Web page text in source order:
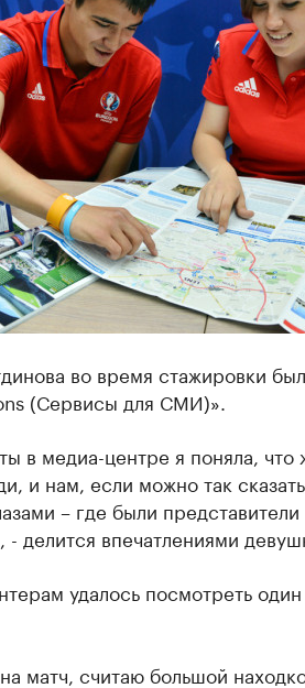
во время стажировки
(Сервисы для СМИ)».
в медиа-центре я поняла, что
и нам, если можно так
– где были
делится впечатлениями
удалось посмотреть
матч, считаю большой